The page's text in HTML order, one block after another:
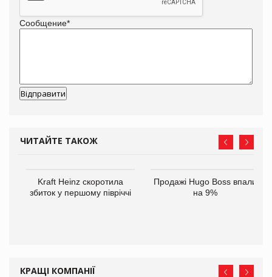
Сообщение*
ЧИТАЙТЕ ТАКОЖ
Kraft Heinz скоротила
збиток у першому півріччі
Продажі Hugo Boss впали
на 9%
КРАЩІ КОМПАНІЇ